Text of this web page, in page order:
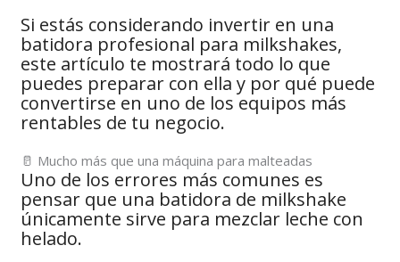
Si estás considerando invertir en una
batidora profesional para milkshakes,
este artículo te mostrará todo lo que
puedes preparar con ella y por qué puede
convertirse en uno de los equipos más
rentables de tu negocio.
🥛 Mucho más que una máquina para malteadas
Uno de los errores más comunes es
pensar que una batidora de milkshake
únicamente sirve para mezclar leche con
helado.